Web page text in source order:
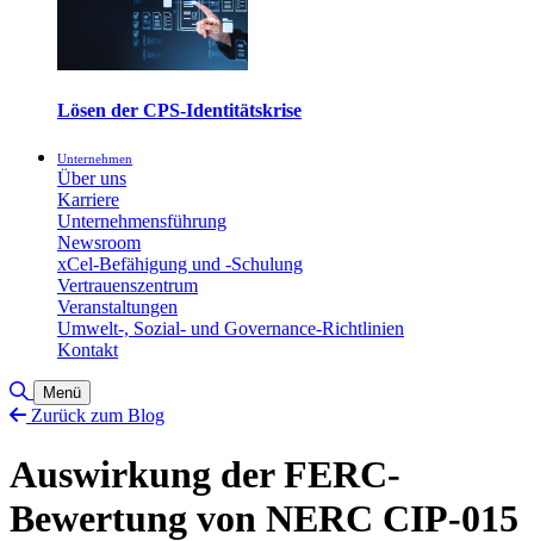
Lösen der CPS-Identitätskrise
Unternehmen
Über uns
Karriere
Unternehmensführung
Newsroom
xCel-Befähigung und -Schulung
Vertrauenszentrum
Veranstaltungen
Umwelt-, Sozial- und Governance-Richtlinien
Kontakt
Toggle Search
Menü
Zurück zum Blog
Auswirkung der FERC-
Bewertung von NERC CIP-015